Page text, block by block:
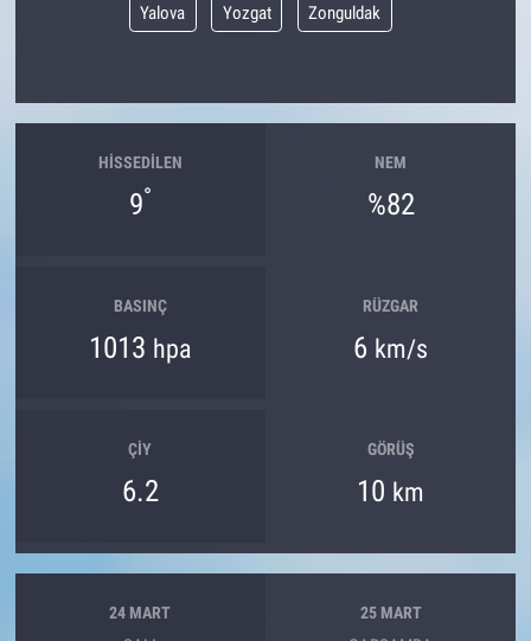
Yalova Yozgat Zonguldak
HISSEDILEN
9°
NEM
%82
BASINÇ
1013 hpa
RÜZGAR
6 km/s
ÇIY
6.2
GÖRÜŞ
10 km
24 MART 25 MART